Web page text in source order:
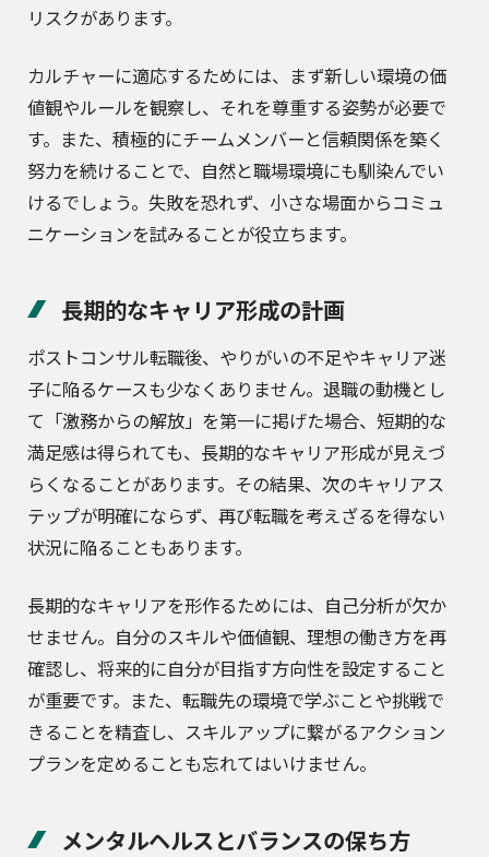
リスクがあります。
カルチャーに適応するためには、まず新しい環境の価
値観やルールを観察し、それを尊重する姿勢が必要で
す。また、積極的にチームメンバーと信頼関係を築く
努力を続けることで、自然と職場環境にも馴染んでい
けるでしょう。失敗を恐れず、小さな場面からコミュ
ニケーションを試みることが役立ちます。
長期的なキャリア形成の計画
ポストコンサル転職後、やりがいの不足やキャリア迷
子に陥るケースも少なくありません。退職の動機とし
て「激務からの解放」を第一に掲げた場合、短期的な
満足感は得られても、長期的なキャリア形成が見えづ
らくなることがあります。その結果、次のキャリアス
テップが明確にならず、再び転職を考えざるを得ない
状況に陥ることもあります。
長期的なキャリアを形作るためには、自己分析が欠か
せません。自分のスキルや価値観、理想の働き方を再
確認し、将来的に自分が目指す方向性を設定すること
が重要です。また、転職先の環境で学ぶことや挑戦で
きることを精査し、スキルアップに繋がるアクション
プランを定めることも忘れてはいけません。
メンタルヘルスとバランスの保ち方